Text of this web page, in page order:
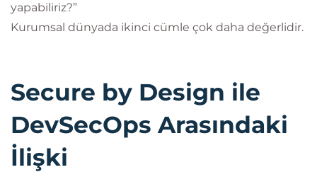
yapabiliriz?”
Kurumsal dünyada ikinci cümle çok daha değerlidir.
Secure by Design ile
DevSecOps Arasındaki
İlişki